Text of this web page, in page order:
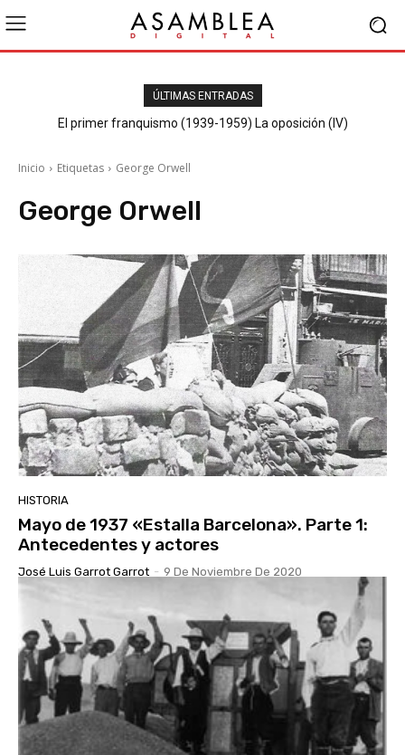
ÚLTIMAS ENTRADAS
El primer franquismo (1939-1959) La oposición (IV)
Inicio Etiquetas George Orwell
George Orwell
HISTORIA
Mayo de 1937 «Estalla Barcelona». Parte 1:
Antecedentes y actores
José Luis Garrot Garrot - 9 De Noviembre De 2020